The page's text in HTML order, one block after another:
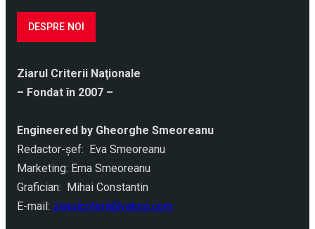
DESPRE NOI
Ziarul Criterii Naţionale
– Fondat în 2007 –
Engineered by Gheorghe Smeoreanu
Redactor-şef: Eva Smeoreanu
Marketing: Ema Smeoreanu
Grafician: Mihai Constantin
E-mail: ziarulcriterii@yahoo.com